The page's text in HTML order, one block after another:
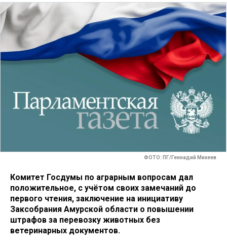
ФОТО: ПГ/Геннадий Михеев
Комитет Госдумы по аграрным вопросам дал
положительное, с учётом своих замечаний до
первого чтения, заключение на инициативу
Заксобрания Амурской области о повышении
штрафов за перевозку животных без
ветеринарных документов.